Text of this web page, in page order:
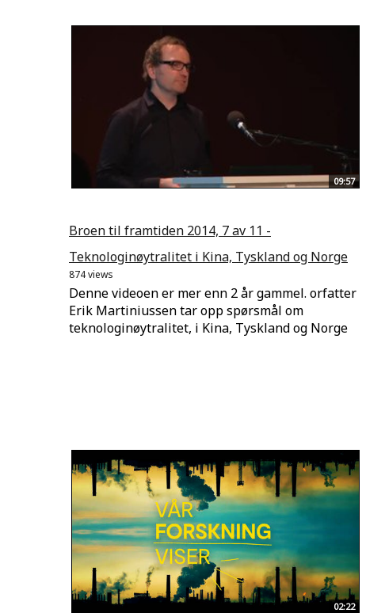
09:57
Broen til framtiden 2014, 7 av 11 -
Teknologinøytralitet i Kina, Tyskland og Norge
874 views
Denne videoen er mer enn 2 år gammel. orfatter
Erik Martiniussen tar opp spørsmål om
teknologinøytralitet, i Kina, Tyskland og Norge
02:22